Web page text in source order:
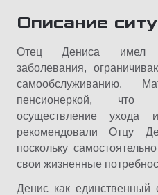
Описание
Отец Дениса имел
заболевания,
самообслуживанию.
пенсионеркой, что
осуществление
рекомендовали Отцу
поскольку
свои жизненные
Денис как единственный